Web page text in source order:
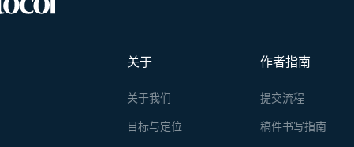
作者指南
提交流程
稿件书写指南
关于
关于我们
目标与定位